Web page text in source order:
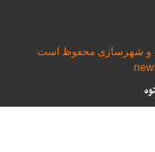
و شهرسازی محفوظ است